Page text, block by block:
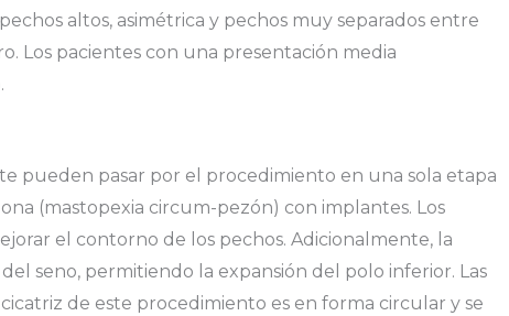
altos, asimétrica y pechos muy separados entre
Los pacientes con una presentación media
pueden pasar por el procedimiento en una sola etapa
(mastopexia circum-pezón) con implantes. Los
el contorno de los pechos. Adicionalmente, la
seno, permitiendo la expansión del polo inferior. Las
de este procedimiento es en forma circular y se